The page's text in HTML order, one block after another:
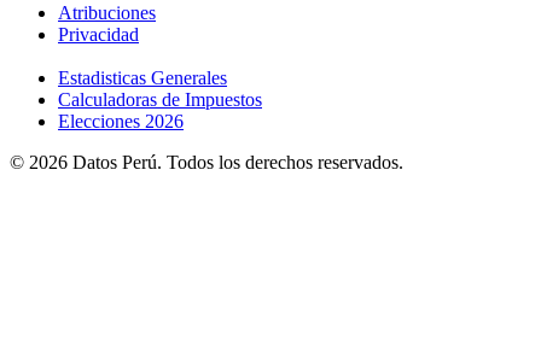
Atribuciones
Privacidad
Estadisticas Generales
Calculadoras de Impuestos
Elecciones 2026
© 2026 Datos Perú. Todos los derechos reservados.